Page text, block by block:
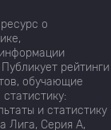
о
рейтинги
обучающие
и статистику
Лига, Серия А,